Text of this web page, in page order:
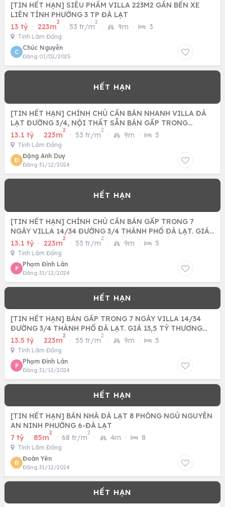
[TIN HẾT HẠN] SIÊU PHẨM VILLA 223M2 GẦN BẾN XE
LIÊN TỈNH PHƯỜNG 3 TP ĐÀ LẠT
13 tỷ · 223m
2
· 53 tr/m
2
· 9m · 3
Tỉnh Lâm Đồng
C
Chúc Nguyễn
Đăng 01/02/2025
[TIN HẾT HẠN] CHÍNH CHỦ CẦN BÁN NHANH VILLA ĐÀ
LẠT ĐƯỜNG 3/4, NỘI THẤT SẴN BÁN GẤP TRONG
THÁNG, 13,1TỶ THƯƠNG
13.1 tỷ · 223m
2
· 53 tr/m
2
· 9m · 5
Tỉnh Lâm Đồng
Đ
Đặng Anh Duy
Đăng 31/12/2024
[TIN HẾT HẠN] CHÍNH CHỦ CẦN BÁN GẤP TRONG 7
NGÀY VILLA 14/34 ĐƯỜNG 3/4 THÀNH PHỐ ĐÀ LẠT. GIÁ
13,1 TỶ THƯƠNG LƯỢNG.
13.1 tỷ · 223m
2
· 53 tr/m
2
· 9m · 5
Tỉnh Lâm Đồng
P
Phạm Đình Lân
Đăng 31/12/2024
[TIN HẾT HẠN] BÁN GẤP TRONG 7 NGÀY VILLA 14/34
ĐƯỜNG 3/4 THÀNH PHỐ ĐÀ LẠT. GIÁ 13,5 TỶ THƯƠNG
LƯỢNG.
13.5 tỷ · 223m
2
· 55 tr/m
2
· 9m · 5
Tỉnh Lâm Đồng
P
Phạm Đình Lân
Đăng 31/12/2024
[TIN HẾT HẠN] BÁN NHÀ ĐÀ LẠT 8 PHÒNG NGỦ NGUYỄN
AN NINH PHƯỜNG 6-ĐÀ LẠT
7 tỷ · 85m
2
· 68 tr/m
2
· 4m · 8
Tỉnh Lâm Đồng
Đ
Đoàn Yên
Đăng 31/12/2024